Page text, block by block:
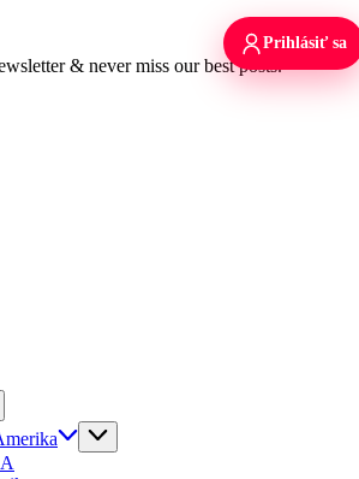
& never miss our best posts.
Prihlásiť sa